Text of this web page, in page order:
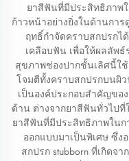
ยาสีฟันที่มีประสิทธิภาพ
ก้าวหน้าอย่างยิ่งในด้านกา
ฤทธิ์กำจัดคราบสกปรกไ
เคลือบฟัน เพื่อให้ผลลัพ
สุขภาพช่องปากชั้นเลิศนี้ใ
โจมตีทั้งคราบสกปรกบนผิ
เป็นองค์ประกอบสำคัญขอ
ด้าน ต่างจากยาสีฟันทั่วไปที่
ยาสีฟันที่มีประสิทธิภาพใน
ออกแบบมาเป็นพิเศษ ซึ่ง
สกปรก stubborn ที่เกิดจ